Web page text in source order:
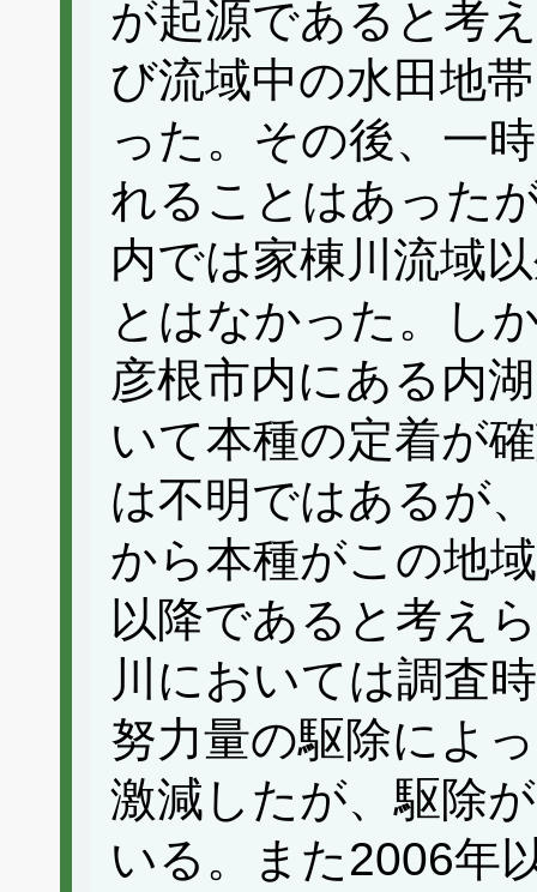
が起源であると考
び流域中の水田地
った。その後、一
れることはあった
内では家棟川流域
とはなかった。し
彦根市内にある内
いて本種の定着が
は不明ではあるが
から本種がこの地
以降であると考え
川においては調査
努力量の駆除によ
激減したが、駆除
いる。また2006年